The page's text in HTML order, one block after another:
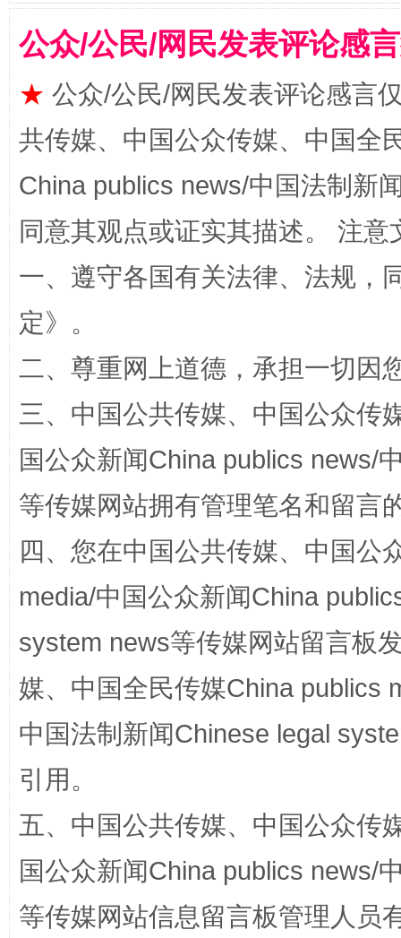
解纷+调解+退费，一次搞定
漫山遍野的桃花与雪山、麦地、白藏房
招工难、用工荒背后
公众/公民/网民发表评论感
★ 公众/公民/网民发表评论感言
共传媒、中国公众传媒、中国全
China publics news/中国法制新
同意其观点或证实其描述。 注
一、遵守各国有关法律、法规，
定》。
二、尊重网上道德，承担一切因
三、中国公共传媒、中国公众传
国公众新闻China publics news/
等传媒网站拥有管理笔名和留言
四、您在中国公共传媒、中国公
media/中国公众新闻China
system news等传媒网站留言板
媒、中国全民传媒China publics
中国法制新闻Chinese legal
引用。
五、中国公共传媒、中国公众传
国公众新闻China publics news/
等传媒网站信息留言板管理人员